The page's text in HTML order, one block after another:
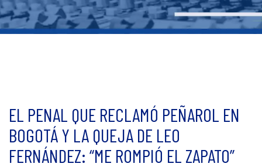
EL PENAL QUE RECLAMÓ PEÑAROL EN
BOGOTÁ Y LA QUEJA DE LEO
FERNÁNDEZ: “ME ROMPIÓ EL ZAPATO”